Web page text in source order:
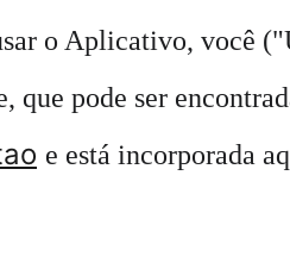
o Aplicativo, você
que pode ser
e está incorporada